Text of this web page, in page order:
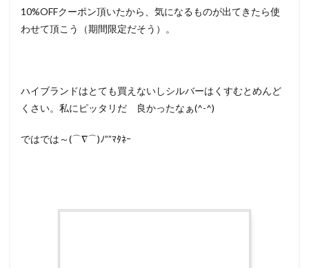
10%OFFクーポン頂いたから、気になるものが出てきたら使
わせて頂こう（期間限定だそう）。
ハイブランドはとても買えないしシルバーはくすむとめんど
くさい。私にピッタリだ 良かったなぁ(^-^)
ではでは～(⌒∇⌒)ﾉ””ﾏﾀﾈｰ